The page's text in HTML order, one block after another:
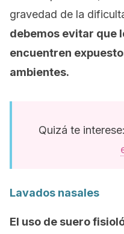
gravedad de la
debemos evitar que
encuentren
ambientes.
Quizá te interese:
Lavados nasales
El uso de suero